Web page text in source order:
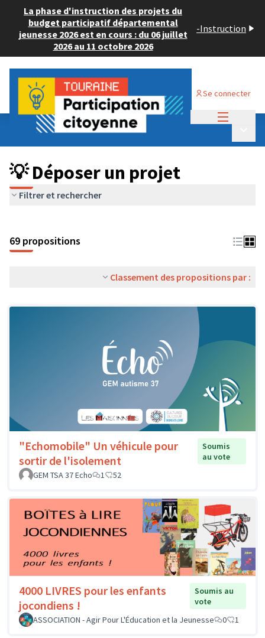
La phase d'instruction des projets du
budget participatif départemental
jeunesse 2026 est en cours : du 06 juillet
2026 au 11 octobre 2026
-Instruction
Se connecter
Budget Participatif ADULTE 2024
💡 Déposer un projet
💡 Déposer un projet
Filtrer et rechercher
69 propositions
Classement des propositions par :
"Echomobile" Un véhicule pour
sortir de l'isolement
Soumis
au vote
GEM TSA 37 Echo
1 52
4000 LIVRES pour les enfants
jocondiens !
Soumis au
vote
ASSOCIATION - Agir Pour L'Éducation et la Jeunesse
0 1